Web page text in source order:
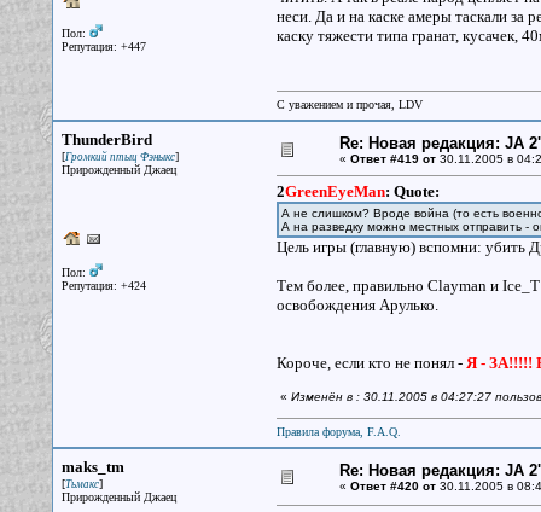
Пол:
Репутация: +447
неси. Да и на каске амеры таскали за
каску тяжести типа гранат, кусачек,
С уважением и прочая, LDV
ThunderBird
[Громкий птыц Фэныкс]
Прирожденный Джаец
Пол:
Репутация: +424
Re: Новая редакция: JA
« Ответ #419 от30.11.2005 в
2GreenEyeMan: Quote:
А не слишком? Вроде война (то есть
А на разведку можно местных отправить -
Цель игры (главную) вспомни: убить
Тем более, правильно Clayman и
освобождения Арулько.
Короче, если кто не понял - Я - ЗА!!!!!
« Изменён в : 30.11.2005 в 04:27:27
Правила форума, F.A.Q.
maks_tm
[Тьмакс]
Прирожденный Джаец
Re: Новая редакция: JA
« Ответ #420 от30.11.2005 в